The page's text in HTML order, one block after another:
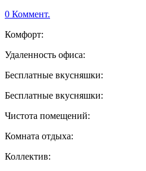
0 Коммент.
Комфорт:
Удаленность офиса:
Бесплатные вкусняшки:
Бесплатные вкусняшки:
Чистота помещений:
Комната отдыха:
Коллектив: